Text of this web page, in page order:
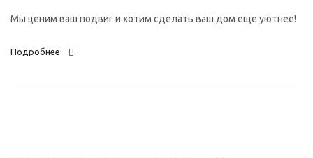
Мы ценим ваш подвиг и хотим сделать ваш дом еще уютнее!
Подробнее